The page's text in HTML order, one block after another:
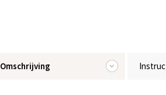
Omschrijving